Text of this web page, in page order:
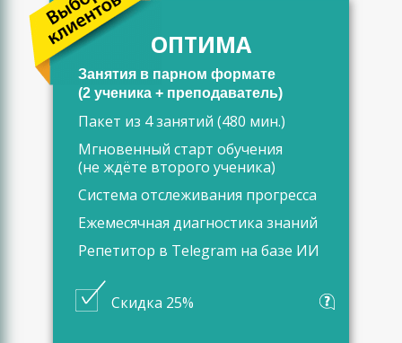
ОПТИМА
Занятия в парном формате
(2 ученика + преподаватель)
Пакет из 4 занятий (480 мин.)
Мгновенный старт обучения
(не ждёте второго ученика)
Система отслеживания прогресса
Ежемесячная диагностика знаний
Репетитор в Telegram на базе ИИ
Скидка 25%